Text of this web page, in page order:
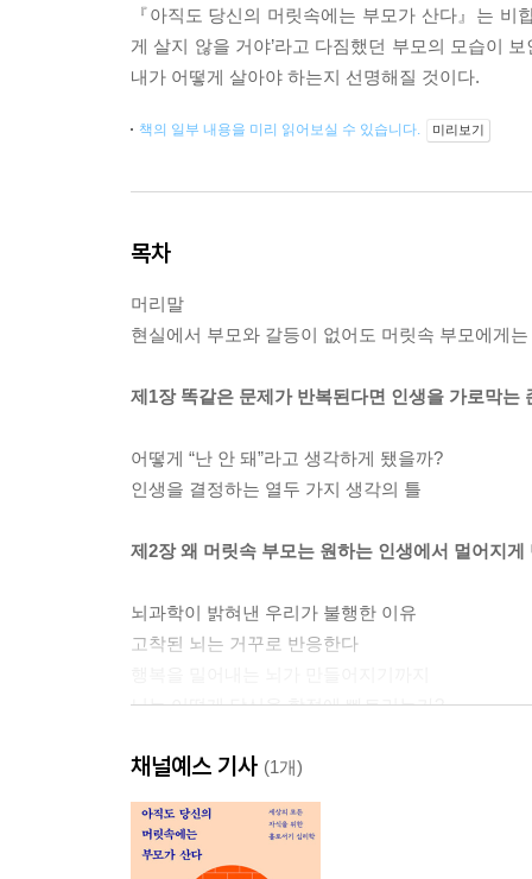
『아직도 당신의 머릿속에는 부모가 산다』는
게 살지 않을 거야’라고 다짐했던 부모의 모습이
내가 어떻게 살아야 하는지 선명해질 것이다.
책의 일부 내용을 미리 읽어보실 수 있습니다. 미리보기
목차
머리말
현실에서 부모와 갈등이 없어도 머릿속 부모에게
제1장 똑같은 문제가 반복된다면 인생을 가로막는
어떻게 “난 안 돼”라고 생각하게 됐을까?
인생을 결정하는 열두 가지 생각의 틀
제2장 왜 머릿속 부모는 원하는 인생에서 멀어지게
뇌과학이 밝혀낸 우리가 불행한 이유
고착된 뇌는 거꾸로 반응한다
뇌는 어떻게 당신을 함정에 빠트리는가?
제3장 언제부터 머릿속 부모에게 휘둘렸을까?
어린 시절의 기억과 뇌의 상관관계
채널예스 기사 (1개)